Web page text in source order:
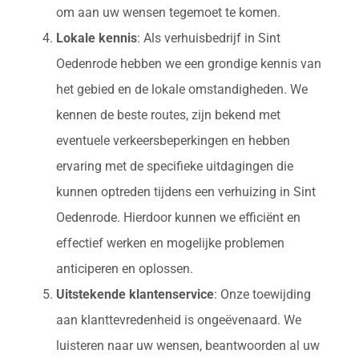
om aan uw wensen tegemoet te komen.
Lokale kennis: Als verhuisbedrijf in Sint
Oedenrode hebben we een grondige kennis van
het gebied en de lokale omstandigheden. We
kennen de beste routes, zijn bekend met
eventuele verkeersbeperkingen en hebben
ervaring met de specifieke uitdagingen die
kunnen optreden tijdens een verhuizing in Sint
Oedenrode. Hierdoor kunnen we efficiënt en
effectief werken en mogelijke problemen
anticiperen en oplossen.
Uitstekende klantenservice: Onze toewijding
aan klanttevredenheid is ongeëvenaard. We
luisteren naar uw wensen, beantwoorden al uw